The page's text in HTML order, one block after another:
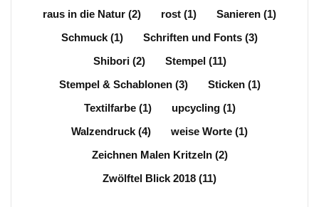
raus in die Natur (2) rost (1) Sanieren (1)
Schmuck (1) Schriften und Fonts (3)
Shibori(2) Stempel(11)
Stempel & Schablonen(3) Sticken(1)
Textilfarbe(1) upcycling(1)
Walzendruck (4) weise Worte (1)
Zeichnen Malen Kritzeln(2)
Zwölftel Blick 2018 (11)